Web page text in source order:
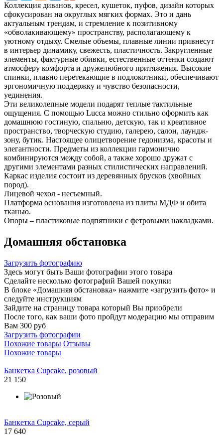
Коллекция диванов, кресел, кушеток, пуфов, дизайн которых
сфокусирован на округлых мягких формах. Это и дань
актуальным трендам, и стремление к позитивному
«обволакивающему» пространству, располагающему к
уютному отдыху. Смелые объемы, плавные линии привнесут
в интерьер динамику, свежесть, пластичность. Закругленные
элементы, фактурные обивки, естественные оттенки создают
атмосферу комфорта и дружелюбного притяжения. Высокие
спинки, плавно перетекающие в подлокотники, обеспечивают
эргономичную поддержку и чувство безопасности,
уединения.
Эти великолепные модели подарят теплые тактильные
ощущения. С помощью Lucca можно стильно оформить как
домашнюю гостиную, спальню, детскую, так и креативное
пространство, творческую студию, галерею, салон, лаундж-
зону, бутик. Настоящее олицетворение гедонизма, красоты и
элегантности. Предметы из коллекции гармонично
комбинируются между собой, а также хорошо дружат с
другими элементами разных стилистических направлений.
Каркас изделия состоит из деревянных брусков (хвойных
пород).
Лицевой чехол - несъемный.
Платформа основания изготовлена из плиты МДФ и обита
тканью.
Опоры – пластиковые подпятники с фетровыми накладками.
Домашняя обстановка
Загрузить фотографию
Здесь могут быть Ваши фотографии этого товара
Сделайте несколько фотографий Вашей покупки
В блоке «Домашняя обстановка» нажмите «загрузить фото» и
следуйте инструкциям
Зайдите на страницу товара который Вы приобрели
После того, как ваши фото пройдут модерацию мы отправим
Вам 300 руб
Загрузить фотографии
Похожие товары Отзывы
Похожие товары
Банкетка Cupcake, розовый
21 150
Банкетка Cupcake, серый
17 640